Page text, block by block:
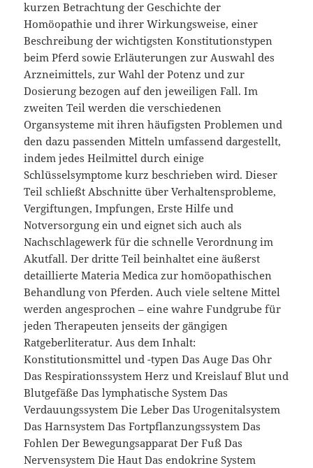
kurzen Betrachtung der Geschichte der
Homöopathie und ihrer Wirkungsweise, einer
Beschreibung der wichtigsten Konstitutionstypen
beim Pferd sowie Erläuterungen zur Auswahl des
Arzneimittels, zur Wahl der Potenz und zur
Dosierung bezogen auf den jeweiligen Fall. Im
zweiten Teil werden die verschiedenen
Organsysteme mit ihren häufigsten Problemen und
den dazu passenden Mitteln umfassend dargestellt,
indem jedes Heilmittel durch einige
Schlüsselsymptome kurz beschrieben wird. Dieser
Teil schließt Abschnitte über Verhaltensprobleme,
Vergiftungen, Impfungen, Erste Hilfe und
Notversorgung ein und eignet sich auch als
Nachschlagewerk für die schnelle Verordnung im
Akutfall. Der dritte Teil beinhaltet eine äußerst
detaillierte Materia Medica zur homöopathischen
Behandlung von Pferden. Auch viele seltene Mittel
werden angesprochen – eine wahre Fundgrube für
jeden Therapeuten jenseits der gängigen
Ratgeberliteratur. Aus dem Inhalt:
Konstitutionsmittel und -typen Das Auge Das Ohr
Das Respirationssystem Herz und Kreislauf Blut und
Blutgefäße Das lymphatische System Das
Verdauungssystem Die Leber Das Urogenitalsystem
Das Harnsystem Das Fortpflanzungssystem Das
Fohlen Der Bewegungsapparat Der Fuß Das
Nervensystem Die Haut Das endokrine System